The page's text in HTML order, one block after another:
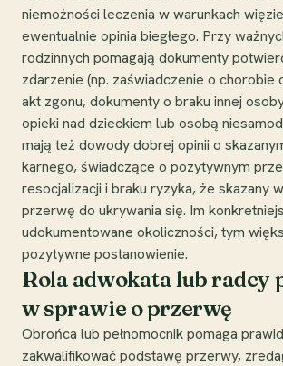
niemożności leczenia w warunkach
ewentualnie opinia biegłego. Przy
rodzinnych pomagają dokumenty
zdarzenie (np. zaświadczenie o chorobie
akt zgonu, dokumenty o braku innej
opieki nad dzieckiem lub osobą
mają też dowody dobrej opinii o
karnego, świadczące o pozytywnym
resocjalizacji i braku ryzyka, że skazany
przerwę do ukrywania się. Im
udokumentowane okoliczności, tym
pozytywne postanowienie.
Rola adwokata lub radcy
w sprawie o przerwę
Obrońca lub pełnomocnik pomaga
zakwalifikować podstawę przerwy,